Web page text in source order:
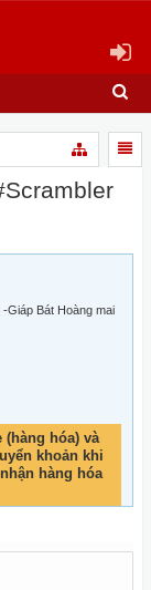
Giáp Bát Hoàng mai
(hàng hóa) và
khoản khi
hàng hóa